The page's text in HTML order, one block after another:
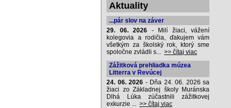
Aktuality
...pár slov na záver
29. 06. 2026 - Milí žiaci, vážení
kolegovia a rodičia, ďakujem vám
všetkým za školský rok, ktorý sme
spoločne zvládli s... >> čítaj viac
Zážitková prehliadka múzea
Litterra v Revúcej
24. 06. 2026 - Dňa 24. 06. 2026 sa
žiaci zo Základnej školy Muránska
Dlhá Lúka zúčastnili zážitkovej
exkurzie ... >> čítaj viac